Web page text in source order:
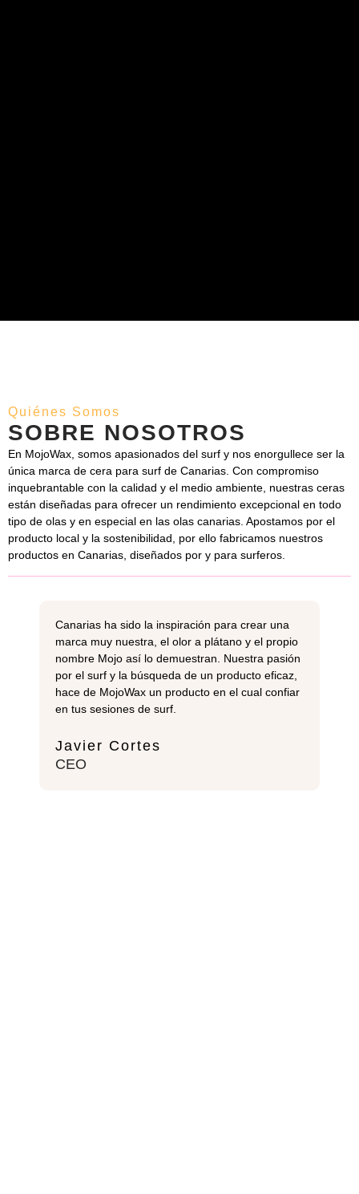
Quiénes Somos
SOBRE NOSOTROS
En MojoWax, somos apasionados del surf y nos enorgullece ser la
única marca de cera para surf de Canarias. Con compromiso
inquebrantable con la calidad y el medio ambiente, nuestras ceras
están diseñadas para ofrecer un rendimiento excepcional en todo
tipo de olas y en especial en las olas canarias. Apostamos por el
producto local y la sostenibilidad, por ello fabricamos nuestros
productos en Canarias, diseñados por y para surferos.
Canarias ha sido la inspiración para crear una
marca muy nuestra, el olor a plátano y el propio
nombre Mojo así lo demuestran. Nuestra pasión
por el surf y la búsqueda de un producto eficaz,
hace de MojoWax un producto en el cual confiar
en tus sesiones de surf.
Javier Cortes
CEO